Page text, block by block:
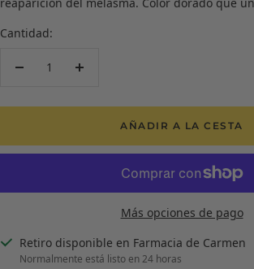
reaparición del melasma. Color dorado que
Cantidad:
Decrecer
Aumentar
AÑADIR A LA CESTA
Más opciones de pago
Retiro disponible en Farmacia de Carmen
Normalmente está listo en 24 horas